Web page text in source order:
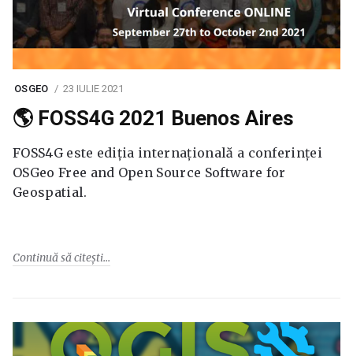
OSGEO 23 IULIE 2021
🌎 FOSS4G 2021 Buenos Aires
FOSS4G este ediția internațională a conferinței
OSGeo Free and Open Source Software for
Geospatial.
Continuă să citești